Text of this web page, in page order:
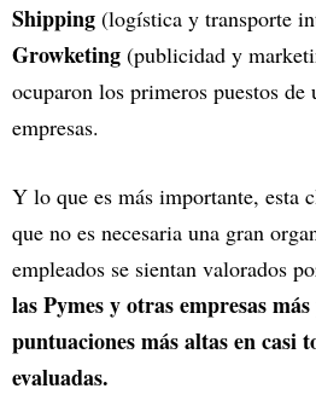
Shipping (logística y transporte
Growketing (publicidad y
ocuparon los primeros puestos de
empresas.
Y lo que es más importante, esta
que no es necesaria una gran
empleados se sientan valorados
las Pymes y otras empresas
puntuaciones más altas en casi
evaluadas.